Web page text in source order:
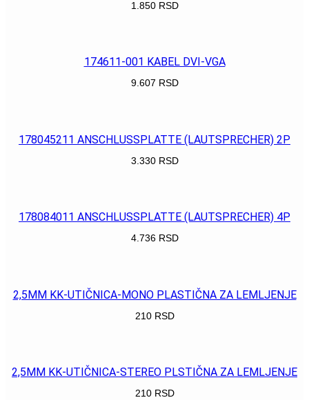
1.850 RSD
174611-001 KABEL DVI-VGA
9.607 RSD
178045211 ANSCHLUSSPLATTE (LAUTSPRECHER) 2P
3.330 RSD
178084011 ANSCHLUSSPLATTE (LAUTSPRECHER) 4P
4.736 RSD
2,5MM KK-UTIČNICA-MONO PLASTIČNA ZA LEMLJENJE
210 RSD
2,5MM KK-UTIČNICA-STEREO PLSTIČNA ZA LEMLJENJE
210 RSD